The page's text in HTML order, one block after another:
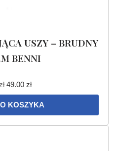
USZY – BRUDNY
BENNI
49.00 zł
KOSZYKA